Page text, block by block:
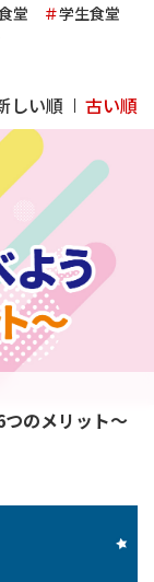
堂
学生食堂
しい順 古い順
つのメリット～